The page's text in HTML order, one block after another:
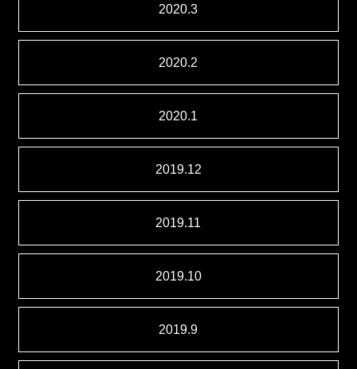
2020.3
2020.2
2020.1
2019.12
2019.11
2019.10
2019.9